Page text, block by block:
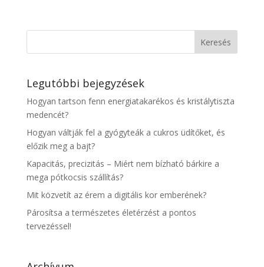
Legutóbbi bejegyzések
Hogyan tartson fenn energiatakarékos és kristálytiszta
medencét?
Hogyan váltják fel a gyógyteák a cukros üdítőket, és
előzik meg a bajt?
Kapacitás, precizitás – Miért nem bízható bárkire a
mega pótkocsis szállítás?
Mit közvetít az érem a digitális kor emberének?
Párosítsa a természetes életérzést a pontos
tervezéssel!